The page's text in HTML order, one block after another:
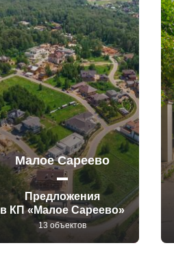
Малое Сареево
Предложения
в КП «Малое Сареево»
13 объектов